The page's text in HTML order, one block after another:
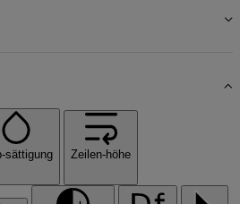
sättigung Zeilen-höhe